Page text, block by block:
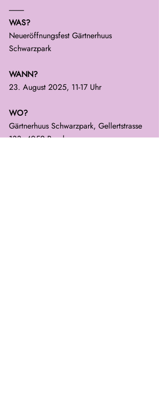
----------
WAS?
Neueröffnungsfest Gärtnerhuus
Schwarzpark
WANN?
23. August 2025, 11-17 Uhr
WO?
Gärtnerhuus Schwarzpark, Gellertstrasse
133, 4052 Basel